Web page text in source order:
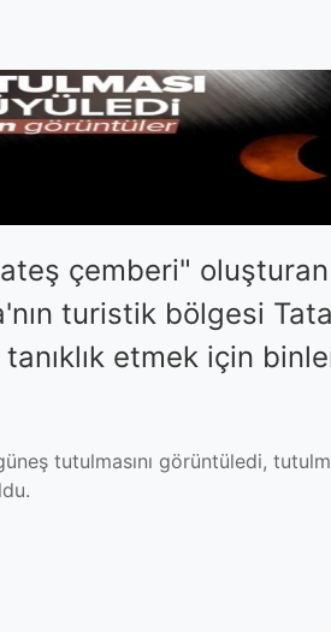
çemberi" oluşturan
turistik bölgesi
etmek için
tutulmasını görüntüledi,